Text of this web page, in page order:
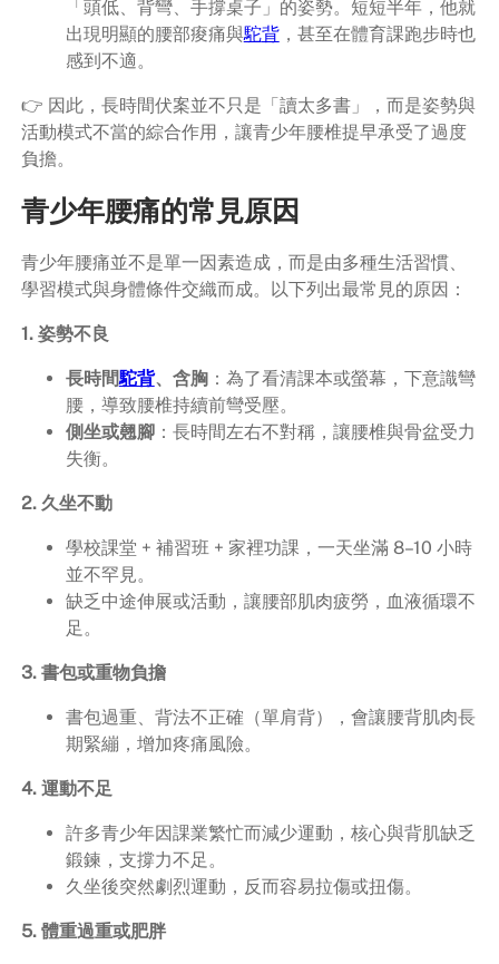
「頭低、背彎、手撐桌子」的姿勢。短短半年，他就
出現明顯的腰部痠痛與駝背，甚至在體育課跑步時也
感到不適。
👉 因此，長時間伏案並不只是「讀太多書」，而是姿勢與
活動模式不當的綜合作用，讓青少年腰椎提早承受了過度
負擔。
青少年腰痛的常見原因
青少年腰痛並不是單一因素造成，而是由多種生活習慣、
學習模式與身體條件交織而成。以下列出最常見的原因：
1. 姿勢不良
長時間駝背、含胸：為了看清課本或螢幕，下意識彎
腰，導致腰椎持續前彎受壓。
側坐或翹腳：長時間左右不對稱，讓腰椎與骨盆受力
失衡。
2. 久坐不動
學校課堂 + 補習班 + 家裡功課，一天坐滿 8–10 小時
並不罕見。
缺乏中途伸展或活動，讓腰部肌肉疲勞，血液循環不
足。
3. 書包或重物負擔
書包過重、背法不正確（單肩背），會讓腰背肌肉長
期緊繃，增加疼痛風險。
4. 運動不足
許多青少年因課業繁忙而減少運動，核心與背肌缺乏
鍛鍊，支撐力不足。
久坐後突然劇烈運動，反而容易拉傷或扭傷。
5. 體重過重或肥胖